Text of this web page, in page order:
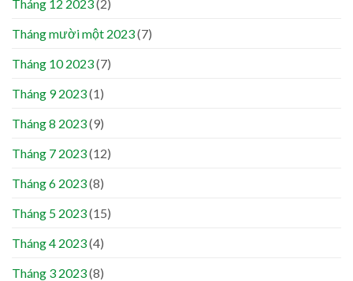
Tháng 12 2023(2)
Tháng mười một 2023(7)
Tháng 10 2023(7)
Tháng 9 2023(1)
Tháng 8 2023(9)
Tháng 7 2023(12)
Tháng 6 2023(8)
Tháng 5 2023(15)
Tháng 4 2023(4)
Tháng 3 2023(8)